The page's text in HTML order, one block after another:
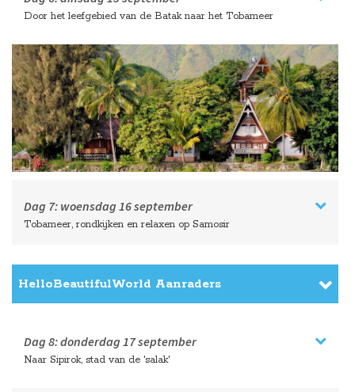
Door het leefgebied van de Batak naar het Tobameer
Dag 7: woensdag 16 september
Tobameer, rondkijken en relaxen op Samosir
HelloBeautifulWorld Aanraders
Dag 8:donderdag 17 september
Naar Sipirok, stad van de 'salak'